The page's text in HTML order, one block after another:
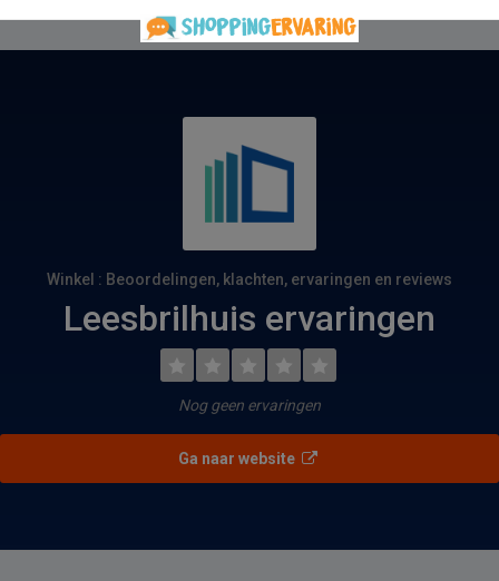
Winkel : Beoordelingen, klachten, ervaringen en reviews
Leesbrilhuis ervaringen
Nog geen ervaringen
Ga naar website